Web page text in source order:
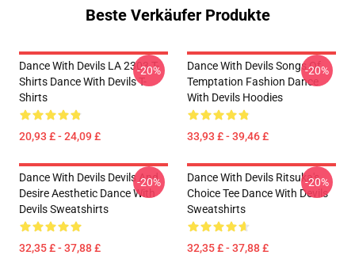
Beste Verkäufer Produkte
Dance With Devils LA 2303 T-
Shirts Dance With Devils T-
Shirts
20,93 £ - 24,09 £
-20%
Dance With Devils Songs Of
Temptation Fashion Dance
With Devils Hoodies
33,93 £ - 39,46 £
-20%
Dance With Devils Devils And
Desire Aesthetic Dance With
Devils Sweatshirts
32,35 £ - 37,88 £
-20%
Dance With Devils Ritsuka's
Choice Tee Dance With Devils
Sweatshirts
32,35 £ - 37,88 £
-20%